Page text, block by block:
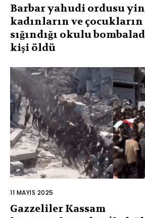
Barbar yahudi ordusu
kadınların ve çocukların
sığındığı okulu
kişi öldü
11 MAYIS 2025
Gazzeliler Kassam